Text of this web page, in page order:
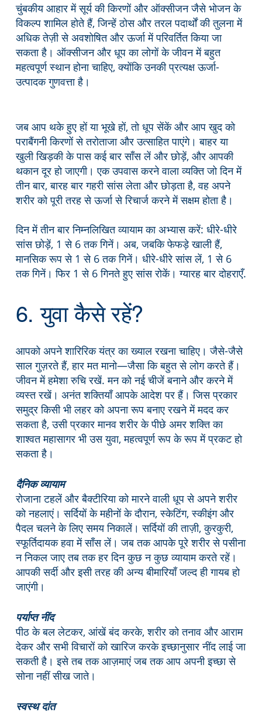
चुंबकीय आहार में सूर्य की किरणों और ऑक्सीजन जैसे भोजन के
विकल्प शामिल होते हैं, जिन्हें ठोस और तरल पदार्थों की तुलना में
अधिक तेज़ी से अवशोषित और ऊर्जा में परिवर्तित किया जा
सकता है। ऑक्सीजन और धूप का लोगों के जीवन में बहुत
महत्वपूर्ण स्थान होना चाहिए, क्योंकि उनकी प्रत्यक्ष ऊर्जा-
उत्पादक गुणवत्ता है।
जब आप थके हुए हों या भूखे हों, तो धूप सेंकें और आप खुद को
पराबैंगनी किरणों से तरोताजा और उत्साहित पाएंगे। बाहर या
खुली खिड़की के पास कई बार साँस लें और छोड़ें, और आपकी
थकान दूर हो जाएगी। एक उपवास करने वाला व्यक्ति जोदिन में
तीन बार, बारह बार गहरी सांस लेता और छोड़ता है, वह अपने
शरीर को पूरी तरह से ऊर्जा से रिचार्ज करने में सक्षम होता है।
दिन में तीन बार निम्नलिखित व्यायाम का अभ्यास करें: धीरे-धीरे
सांस छोड़ें, 1 से 6 तक गिनें। अब, जबकि फेफड़े खाली हैं,
मानसिक रूप से 1 से 6 तक गिनें। धीरे-धीरे सांस लें, 1 से 6
तक गिनें। फिर 1 से 6 गिनते हुए सांस रोकें। ग्यारह बार दोहराएँ.
6. युवा कैसे रहें?
आपको अपने शारिरिक यंत्र का ख्याल रखना चाहिए। जैसे-जैसे
साल गुज़रते हैं, हार मत मानो—जैसा कि बहुत से लोग करते हैं।
जीवन में हमेशा रुचि रखें. मन को नई चीजें बनाने और करने में
व्यस्त रखें। अनंत शक्तियाँ आपके आदेश पर हैं। जिस प्रकार
समुद्र किसी भी लहर को अपना रूप बनाए रखने में मदद कर
सकता है, उसी प्रकार मानव शरीर के पीछे अमर शक्ति का
शाश्वत महासागर भी उस युवा, महत्वपूर्ण रूप के रूप में प्रकट हो
सकता है।
दैनिक व्यायाम
रोजाना टहलें और बैक्टीरिया को मारने वाली धूप से अपने शरीर
को नहलाएं। सर्दियों के महीनों के दौरान, स्केटिंग, स्कीइंग और
पैदल चलने के लिए समय निकालें। सर्दियों की ताज़ी, कुरकुरी,
स्फूर्तिदायक हवा में साँस लें। जब तक आपके पूरे शरीर से पसीना
न निकल जाए तब तक हर दिन कुछ न कुछ व्यायाम करते रहें।
आपकी सर्दी और इसी तरह की अन्य बीमारियाँ जल्द ही गायब हो
जाएंगी।
पर्याप्त नींद
पीठ के बल लेटकर, आंखें बंद करके, शरीर को तनाव और आराम
देकर और सभी विचारों को खारिज करके इच्छानुसार नींद लाई जा
सकती है। इसे तब तक आज़माएं जब तक आप अपनी इच्छा से
सोना नहीं सीख जाते।
स्वस्थ दांत